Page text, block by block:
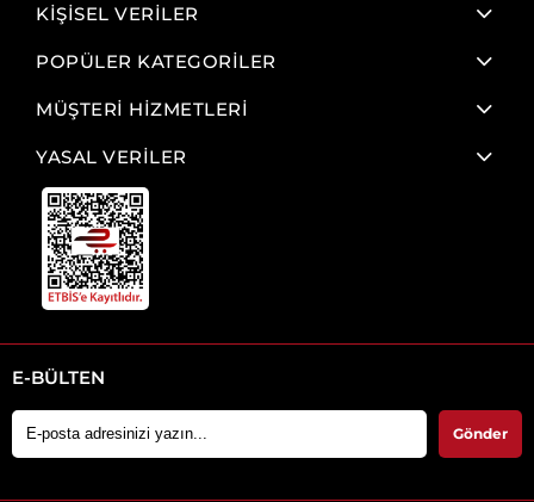
KİŞİSEL VERİLER
POPÜLER KATEGORİLER
MÜŞTERİ HİZMETLERİ
YASAL VERİLER
E-BÜLTEN
Gönder